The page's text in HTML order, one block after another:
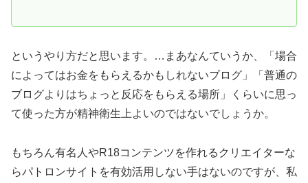
というやり方だと思います。…まあなんていうか、「場合
によってはお金をもらえるかもしれないブログ」「普通の
ブログよりはちょっと反応をもらえる場所」くらいに思っ
て使った方が精神衛生上よいのではないでしょうか。
もちろん有名人やR18コンテンツを作れるクリエイターな
らパトロンサイトを有効活用しない手はないのですが、私